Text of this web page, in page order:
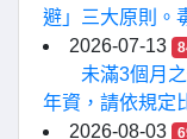
避」三大原則。
2026-07-13
未滿3個月
年資，請依規定
2026-08-03